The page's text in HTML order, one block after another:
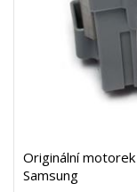
Originální
Samsung